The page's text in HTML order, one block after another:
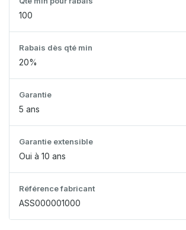
100
Rabais dès qté min
20%
Garantie
5 ans
Garantie extensible
Oui à 10 ans
Référence fabricant
ASS000001000